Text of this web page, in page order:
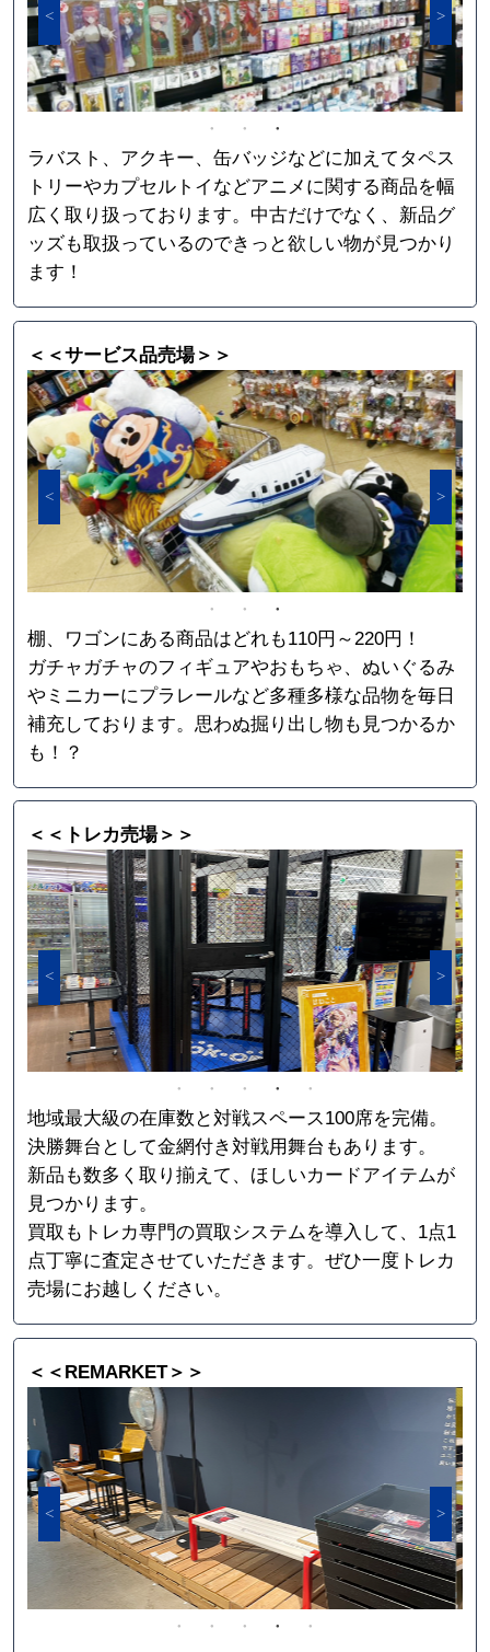
ラバスト、アクキー、缶バッジなどに加えてタペス
トリーやカプセルトイなどアニメに関する商品を幅
広く取り扱っております。中古だけでなく、新品グ
ッズも取扱っているのできっと欲しい物が見つかり
ます！
＜＜サービス品売場＞＞
棚、ワゴンにある商品はどれも110円～220円！
ガチャガチャのフィギュアやおもちゃ、ぬいぐるみ
やミニカーにプラレールなど多種多様な品物を毎日
補充しております。思わぬ掘り出し物も見つかるか
も！？
＜＜トレカ売場＞＞
地域最大級の在庫数と対戦スペース100席を完備。
決勝舞台として金網付き対戦用舞台もあります。
新品も数多く取り揃えて、ほしいカードアイテムが
見つかります。
買取もトレカ専門の買取システムを導入して、1点1
点丁寧に査定させていただきます。ぜひ一度トレカ
売場にお越しください。
＜＜REMARKET＞＞